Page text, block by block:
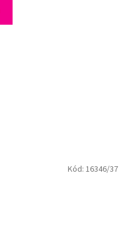
Kód: 16346/37